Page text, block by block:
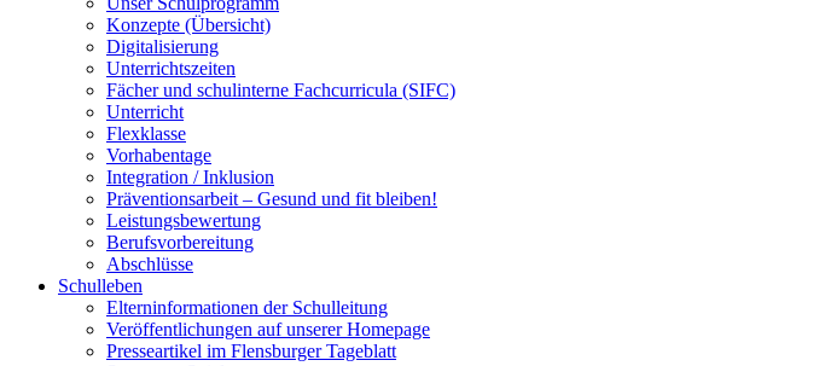
Konzepte (Übersicht)
Digitalisierung
Unterrichtszeiten
Fächer und schulinterne Fachcurricula (SIFC)
Unterricht
Flexklasse
Vorhabentage
Integration / Inklusion
Präventionsarbeit – Gesund und fit bleiben!
Leistungsbewertung
Berufsvorbereitung
Abschlüsse
Schulleben
Elterninformationen der Schulleitung
Veröffentlichungen auf unserer Homepage
Presseartikel im Flensburger Tageblatt